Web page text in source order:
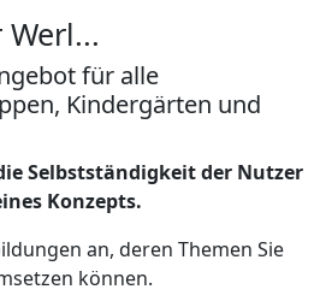
für alle
Kindergärten und
Selbstständigkeit der Nutzer
Konzepts.
an, deren Themen Sie
können.